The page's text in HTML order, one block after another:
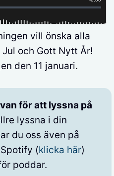
vill önska alla
och Gott Nytt År!
den 11 januari.
för att lyssna på
lyssna i din
du oss även på
(klicka här)
poddar.